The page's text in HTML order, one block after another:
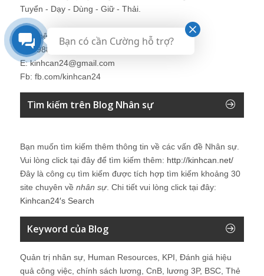
Tuyển - Dạy - Dùng - Giữ - Thải.
Liên hệ: Mr. Nguyễn Hùng Cường
M: 0988 833 616
E: kinhcan24@gmail.com
Fb: fb.com/kinhcan24
Tìm kiếm trên Blog Nhân sự
Bạn muốn tìm kiếm thêm thông tin về các vấn đề Nhân sự
Vui lòng click tại đây để tìm kiếm thêm: http://kinhcan.net/
Đây là công cụ tìm kiếm được tích hợp tìm kiếm khoảng 30
site chuyên về nhân sự. Chi tiết vui lòng click tại đây:
Kinhcan24′s Search
Keyword của Blog
Quản trị nhân sự, Human Resources, KPI, Đánh giá hiệu
quả công việc, chính sách lương, CnB, lương 3P, BSC, Thẻ
Bạn có cần Cường hỗ trợ?